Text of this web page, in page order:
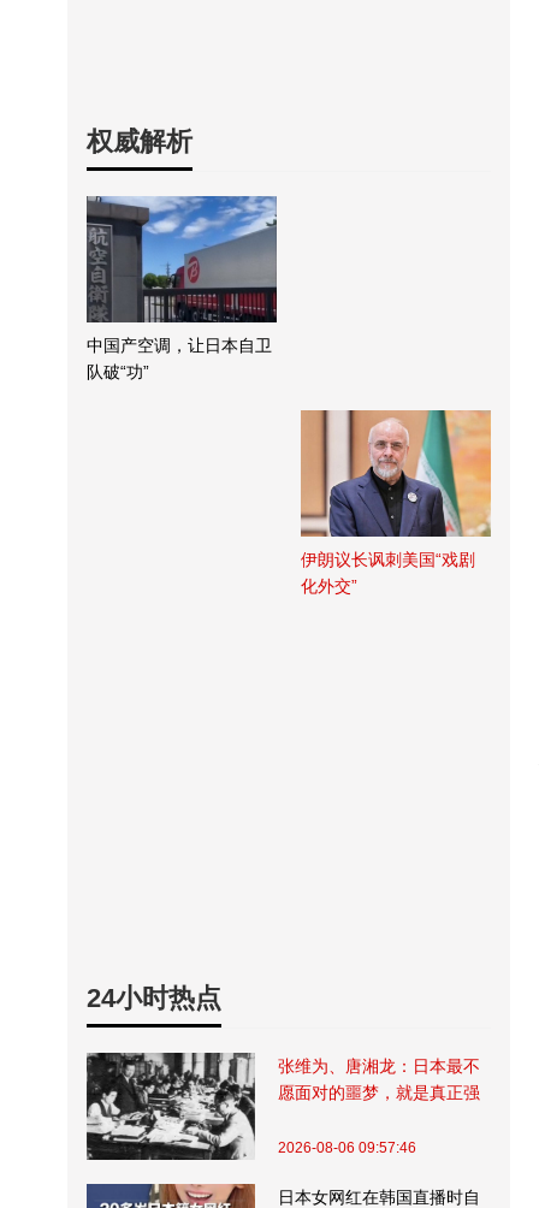
权威解析
中国产空调，让日本自卫
队破“功”
伊朗议长讽刺美国“戏剧
化外交”
24小时热点
张维为、唐湘龙：日本最不
愿面对的噩梦，就是真正强
2026-08-06 09:57:46
日本女网红在韩国直播时自